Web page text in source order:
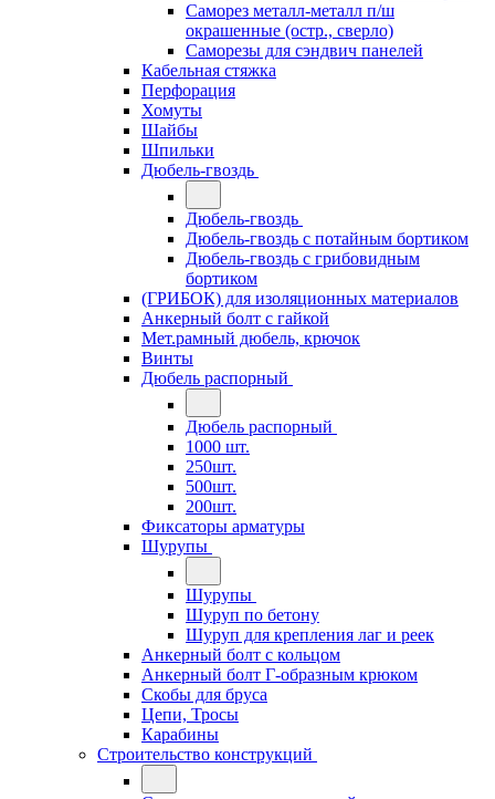
Саморез металл-металл п/ш
окрашенные (остр., сверло)
Саморезы для сэндвич панелей
Кабельная стяжка
Перфорация
Хомуты
Шайбы
Шпильки
Дюбель-гвоздь
Дюбель-гвоздь
Дюбель-гвоздь с потайным бортиком
Дюбель-гвоздь с грибовидным
бортиком
(ГРИБОК) для изоляционных материалов
Анкерный болт с гайкой
Мет.рамный дюбель, крючок
Винты
Дюбель распорный
Дюбель распорный
1000 шт.
250шт.
500шт.
200шт.
Фиксаторы арматуры
Шурупы
Шурупы
Шуруп по бетону
Шуруп для крепления лаг и реек
Анкерный болт с кольцом
Анкерный болт Г-образным крюком
Скобы для бруса
Цепи, Тросы
Карабины
Строительство конструкций